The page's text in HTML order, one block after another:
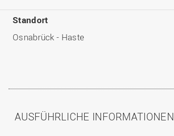
Standort
Osnabrück - Haste
AUSFÜHRLICHE INFORMATIONEN